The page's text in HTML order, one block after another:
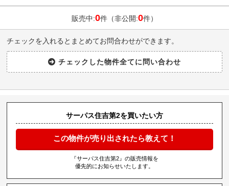
販売中:0件（非公開:0件）
チェックを入れるとまとめてお問合わせができます。
サーパス住吉第2を買いたい方
この物件が売り出されたら教えて！
『サーパス住吉第2』の販売情報を
優先的にお知らせいたします。